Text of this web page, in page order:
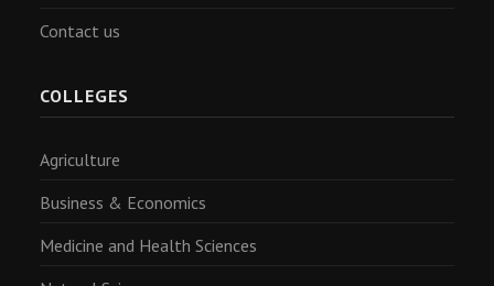
Contact us
COLLEGES
Agriculture
Business & Economics
Medicine and Health Sciences